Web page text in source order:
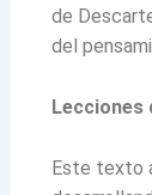
de
del
Lecciones
Este texto